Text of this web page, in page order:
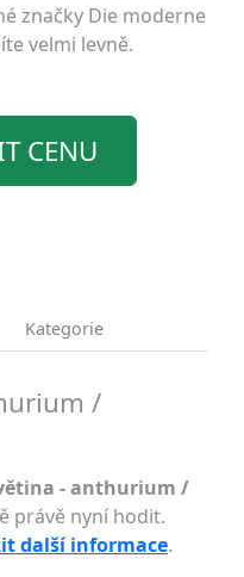
značky Die moderne
velmi levně.
CENU
Kategorie
/
- anthurium /
právě nyní hodit.
další informace.